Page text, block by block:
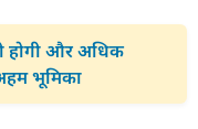
होगी और अधिक
भूमिका